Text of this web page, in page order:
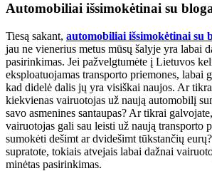
Automobiliai išsimokėtinai su
Tiesą sakant, automobiliai išsimokėtinai su
jau ne vienerius metus mūsų šalyje yra labai
pasirinkimas. Jei pažvelgtumėte į Lietuvos
eksploatuojamas transporto priemones, labai
kad didelė dalis jų yra visiškai naujos. Ar
kiekvienas vairuotojas už naują automobilį
savo asmenines santaupas? Ar tikrai
vairuotojas gali sau leisti už naują transporto
sumokėti dešimt ar dvidešimt tūkstančių
supratote, tokiais atvejais labai dažnai
minėtas pasirinkimas.